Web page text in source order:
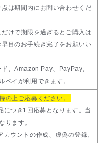
は期間内にお問い合わせくだ
けで期限を過ぎるとご購入は
目のお手続き完了をお願いい
、Amazon Pay、PayPay、
ペイが利用できます。
の上ご応募ください。
につき1回応募となります。当
ります。
カウントの作成、虚偽の登録、